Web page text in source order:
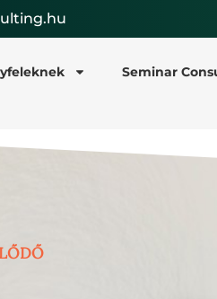
Seminar